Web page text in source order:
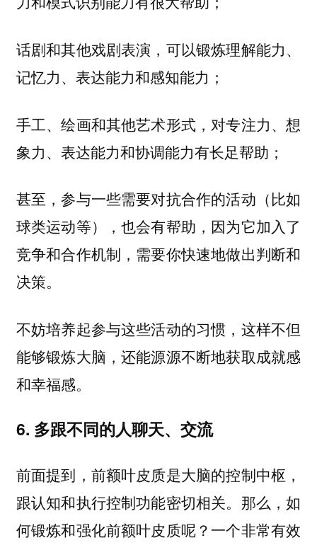
话剧和其他戏剧表演，可以锻炼理解能力、
记忆力、表达能力和感知能力；
手工、绘画和其他艺术形式，对专注力、想
象力、表达能力和协调能力有长足帮助；
甚至，参与一些需要对抗合作的活动（比如
球类运动等），也会有帮助，因为它加入了
竞争和合作机制，需要你快速地做出判断和
决策。
不妨培养起参与这些活动的习惯，这样不但
能够锻炼大脑，还能源源不断地获取成就感
和幸福感。
6. 多跟不同的人聊天、交流
前面提到，前额叶皮质是大脑的控制中枢，
跟认知和执行控制功能密切相关。那么，如
何锻炼和强化前额叶皮质呢？一个非常有效